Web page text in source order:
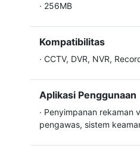
· 256MB
Kompatibilitas
· CCTV, DVR, NVR,
Aplikasi Penggunaan
· Penyimpanan rekaman
pengawas, sistem